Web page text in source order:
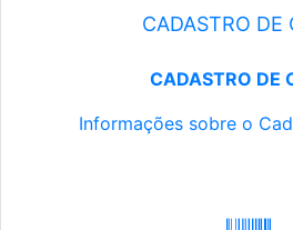
CADASTRO DE
CADASTRO DE
Informações sobre o